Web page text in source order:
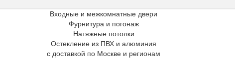
Входные и межкомнатные двери
Фурнитура и погонаж
Натяжные потолки
Остекление из ПВХ и алюминия
с доставкой по Москве и регионам